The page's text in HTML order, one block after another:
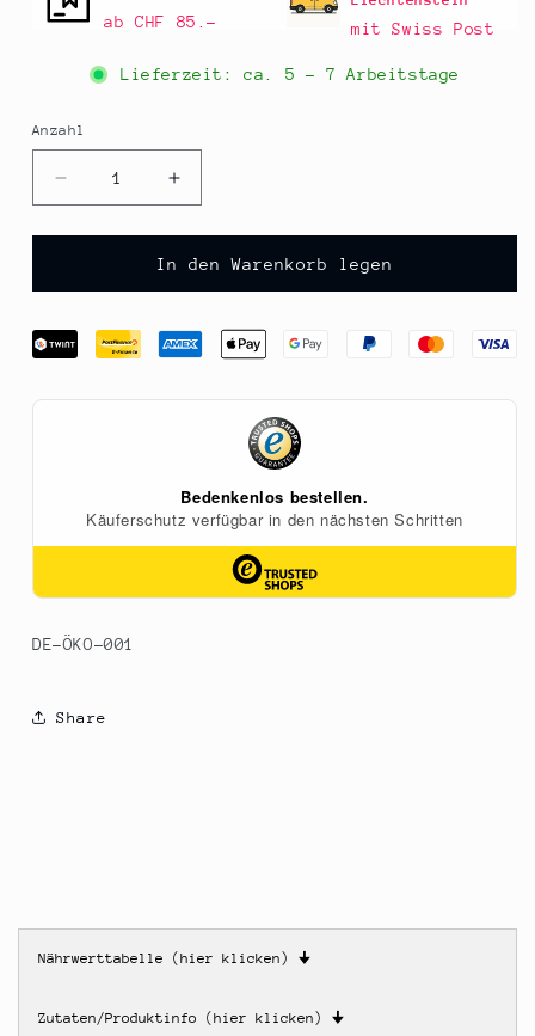
ab CHF 85.– mit Swiss Post
Lieferzeit: ca. 5 - 7 Arbeitstage
Anzahl
Anzahl
Verringere
die
Menge
Sesam,
geröstet,
BIO,
Erhöhe
die
Menge
für
Sesam,
geröstet,
BIO,
In den Warenkorb legen
DE-ÖKO-001
Share
Nährwerttabelle (hier klicken) 🠋
Zutaten/Produktinfo (hier klicken) 🠋